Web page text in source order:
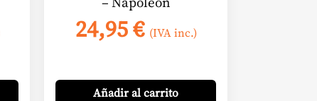
24,95€ (IVA inc.)
Añadiral carrito